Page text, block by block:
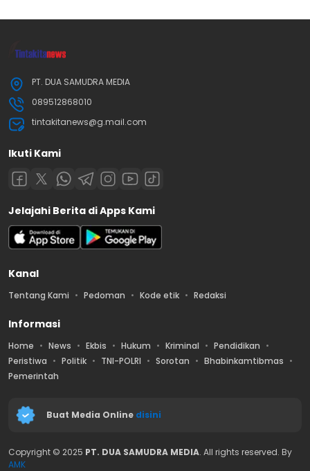
PT. DUA SAMUDRA MEDIA
089512868010
tintakitanews@g.mail.com
Ikuti Kami
Jelajahi Berita di Apps Kami
Kanal
Tentang Kami Pedoman Kode etik Redaksi
Informasi
Home News Ekbis Hukum Kriminal
Pendidikan
Peristiwa
Politik TNI-POLRI Sorotan
Bhabinkamtibmas
Pemerintah
Buat Media Online disini
Copyright © 2025 PT. DUA SAMUDRA MEDIA. All rights reserved. By
AMK